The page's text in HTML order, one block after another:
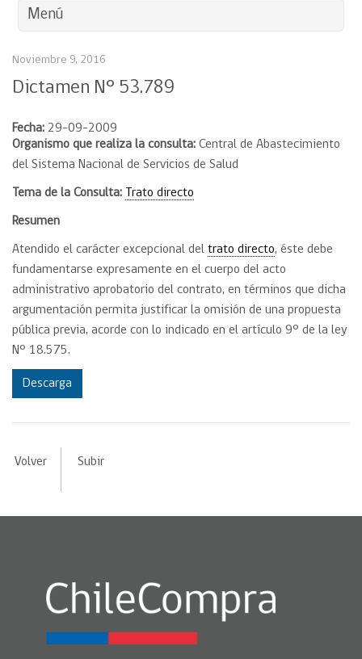
Menú
Noviembre 9, 2016
Dictamen N° 53.789
Fecha: 29-09-2009
Organismo que realiza la consulta: Central de Abastecimiento
del Sistema Nacional de Servicios de Salud
Tema de la Consulta: Trato directo
Resumen
Atendido el carácter excepcional del trato directo, éste debe
fundamentarse expresamente en el cuerpo del acto
administrativo aprobatorio del contrato, en términos que dicha
argumentación permita justificar la omisión de una propuesta
pública previa, acorde con lo indicado en el artículo 9° de la ley
N° 18.575.
Descarga
Volver Subir